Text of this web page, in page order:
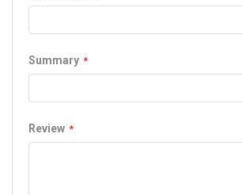
Summary
Review